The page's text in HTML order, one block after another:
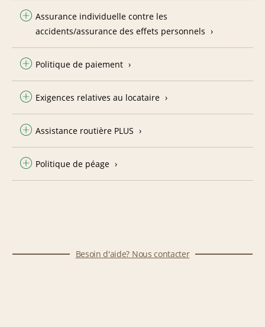
Assurance individuelle contre les
accidents/assurance des effets personnels
Politique de paiement
Exigences relatives au locataire
Assistance routière PLUS
Politique de péage
Besoin d'aide? Nous contacter